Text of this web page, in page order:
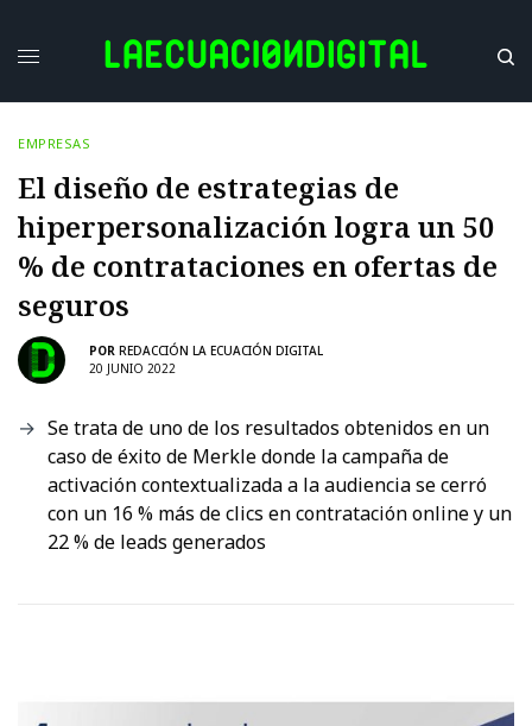
EMPRESAS
El diseño de estrategias de
hiperpersonalización logra un 50
% de contrataciones en ofertas de
seguros
POR REDACCIÓN LA ECUACIÓN DIGITAL
20 JUNIO 2022
Se trata de uno de los resultados obtenidos en un
caso de éxito de Merkle donde la campaña de
activación contextualizada a la audiencia se cerró
con un 16 % más de clics en contratación online y un
22 % de leads generados